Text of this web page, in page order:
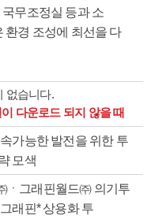
무조정실 등과 소
환경 조성에 최선을 다
없습니다.
다운로드 되지 않을 때
가능한 발전을 위한 투
모색
ㆍ그래핀월드㈜ 의기투
래핀* 상용화 투